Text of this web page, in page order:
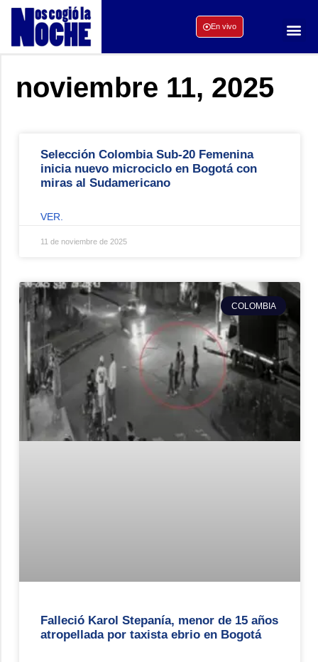
En vivo
noviembre 11, 2025
Selección Colombia Sub-20 Femenina
inicia nuevo microciclo en Bogotá con
miras al Sudamericano
VER.
11 de noviembre de 2025
COLOMBIA
Falleció Karol Stepanía, menor de 15 años
atropellada por taxista ebrio en Bogotá